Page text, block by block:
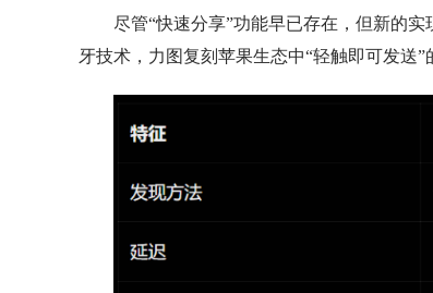
尽管“快速分享”功能早已存在，但新的
牙技术，力图复刻苹果生态中“轻触即可发送